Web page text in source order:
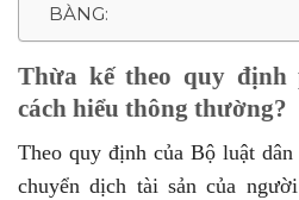
BÀNG:
Thừa kế theo quy định
cách hiểu thông thường?
Theo quy định của Bộ luật
chuyển dịch tài sản của